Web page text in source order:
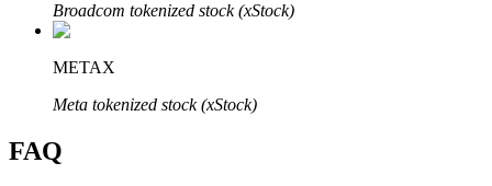
Broadcom tokenized stock (xStock)
METAX
Meta tokenized stock (xStock)
FAQ